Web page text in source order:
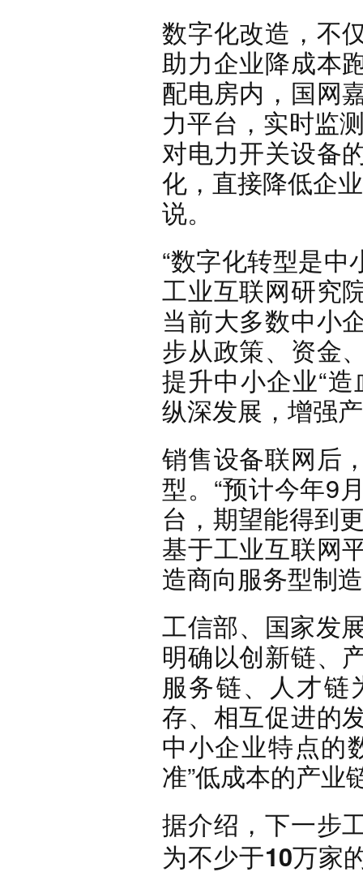
数字化改造，不
助力企业降成本
配电房内，国网
力平台，实时监
对电力开关设备
化，直接降低企
说。
“数字化转型是中
工业互联网研究
当前大多数中小
步从政策、资金
提升中小企业“
纵深发展，增强
销售设备联网后
型。“预计今年9
台，期望能得到
基于工业互联网
造商向服务型制
工信部、国家发
明确以创新链、
服务链、人才链
存、相互促进的
中小企业特点的
准”低成本的产业
据介绍，下一步
为不少于10万家